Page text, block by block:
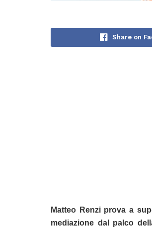
Share on
Matteo Renzi prova a
mediazione dal palco